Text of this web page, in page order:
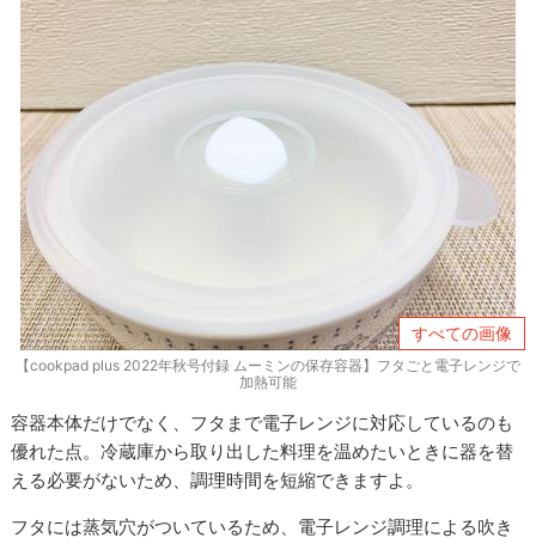
すべての画像
【cookpad plus 2022年秋号付録 ムーミンの保存容器】フタごと電子レンジで
加熱可能
容器本体だけでなく、フタまで電子レンジに対応しているのも
優れた点。冷蔵庫から取り出した料理を温めたいときに器を替
える必要がないため、調理時間を短縮できますよ。
フタには蒸気穴がついているため、電子レンジ調理による吹き